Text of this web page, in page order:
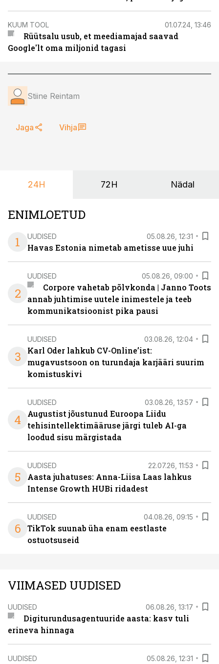
KUUM TOOL 01.07.24, 13:46
Rüütsalu usub, et meediamajad saavad
Google'lt oma miljonid tagasi
Stiine Reintam
Jaga Vihja
24H 72H Nädal
ENIMLOETUD
1
UUDISED 05.08.26, 12:31
Havas Estonia nimetab ametisse uue juhi
2
UUDISED 05.08.26, 09:00
Corpore vahetab põlvkonda | Janno Toots
annab juhtimise uutele inimestele ja teeb
kommunikatsioonist pika pausi
3
UUDISED 03.08.26, 12:04
Karl Oder lahkub CV-Online’ist:
mugavustsoon on turundaja karjääri suurim
komistuskivi
4
UUDISED 03.08.26, 13:57
Augustist jõustunud Euroopa Liidu
tehisintellektimääruse järgi tuleb AI-ga
loodud sisu märgistada
5
UUDISED 22.07.26, 11:53
Aasta juhatuses: Anna-Liisa Laas lahkus
Intense Growth HUBi ridadest
6
UUDISED 04.08.26, 09:15
TikTok suunab üha enam eestlaste
ostuotsuseid
VIIMASED UUDISED
UUDISED 06.08.26, 13:17
Digiturundusagentuuride aasta: kasv tuli
erineva hinnaga
UUDISED 05.08.26, 12:31